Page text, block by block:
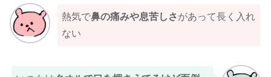
熱気で鼻の痛みや息苦しさがあって長く入れ
ない